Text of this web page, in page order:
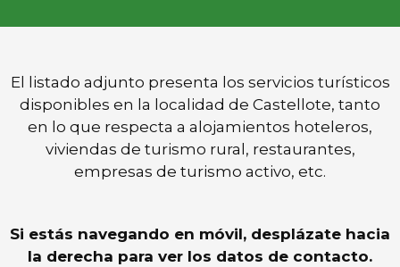
El listado adjunto presenta los servicios turísticos
disponibles en la localidad de Castellote, tanto
en lo que respecta a alojamientos hoteleros,
viviendas de turismo rural, restaurantes,
empresas de turismo activo, etc.
Si estás navegando en móvil, desplázate hacia
la derecha para ver los datos de contacto.